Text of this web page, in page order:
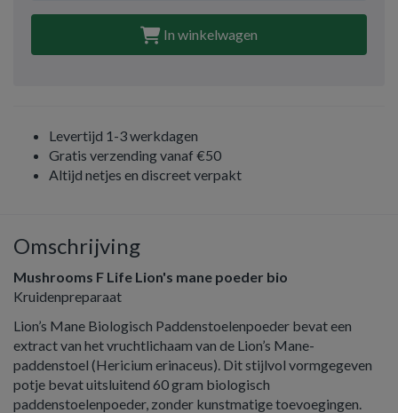
In winkelwagen
Levertijd 1-3 werkdagen
Gratis verzending vanaf €50
Altijd netjes en discreet verpakt
Omschrijving
Mushrooms F Life Lion's mane poeder bio
Kruidenpreparaat
Lion’s Mane Biologisch Paddenstoelenpoeder bevat een
extract van het vruchtlichaam van de Lion’s Mane-
paddenstoel (Hericium erinaceus). Dit stijlvol vormgegeven
potje bevat uitsluitend 60 gram biologisch
paddenstoelenpoeder, zonder kunstmatige toevoegingen.